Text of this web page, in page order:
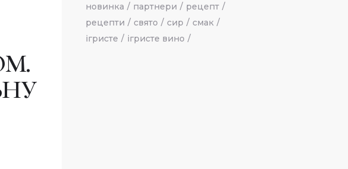
новинка
партнери
рецепт
рецепти
свято сир
смак
ігристе
ігристе вино